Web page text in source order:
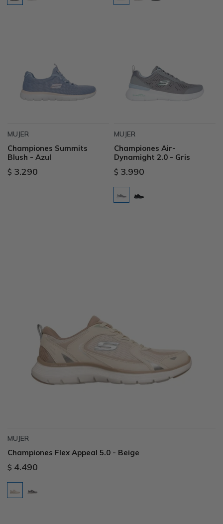
MUJER
Championes Summits
Blush - Azul
$ 3.290
MUJER
Championes Air-
Dynamight 2.0 - Gris
$ 3.990
MUJER
Championes Flex Appeal 5.0 - Beige
$ 4.490